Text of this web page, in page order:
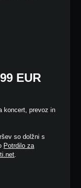
EUR
koncert, prevoz in
so dolžni s
Potrdilo za
.